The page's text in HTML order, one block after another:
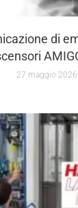
di
27 maggio 2026